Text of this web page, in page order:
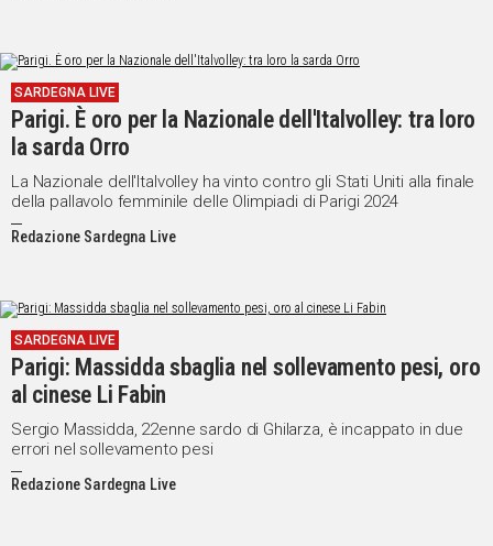
VIDEO
Social
SARDEGNA LIVE
Parigi. È oro per la Nazionale dell'Italvolley: tra loro
la sarda Orro
La Nazionale dell'Italvolley ha vinto contro gli Stati Uniti alla finale
della pallavolo femminile delle Olimpiadi di Parigi 2024
Redazione Sardegna Live
SARDEGNA LIVE
Parigi: Massidda sbaglia nel sollevamento pesi, oro
al cinese Li Fabin
Sergio Massidda, 22enne sardo di Ghilarza, è incappato in due
errori nel sollevamento pesi
Redazione Sardegna Live